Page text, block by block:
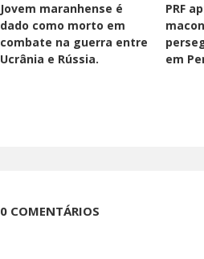
Jovem maranhense é
dado como morto em
combate na guerra entre
Ucrânia e Rússia.
PRF
em
0 COMENTÁRIOS